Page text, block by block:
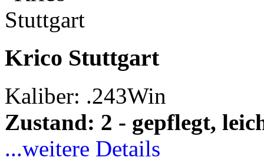
Krico Stuttgart
Kaliber: .243Win
Zustand: 2 - gepflegt,
...weitere Details